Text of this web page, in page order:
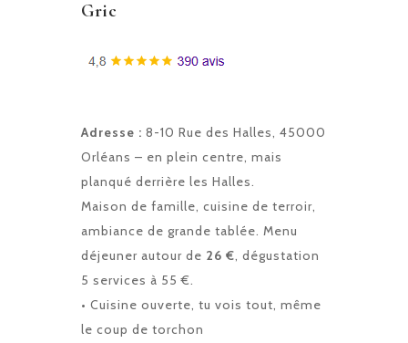
Gric
Adresse : 8-10 Rue des Halles, 45000
Orléans – en plein centre, mais
planqué derrière les Halles.
Maison de famille, cuisine de terroir,
ambiance de grande tablée. Menu
déjeuner autour de 26 €, dégustation
5 services à 55 €.
• Cuisine ouverte, tu vois tout, même
le coup de torchon